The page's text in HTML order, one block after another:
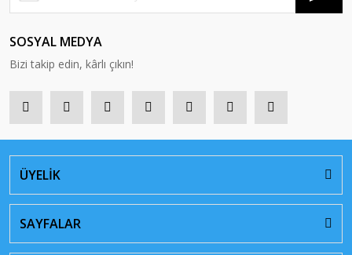
SOSYAL MEDYA
Bizi takip edin, kârlı çıkın!
ÜYELİK
SAYFALAR